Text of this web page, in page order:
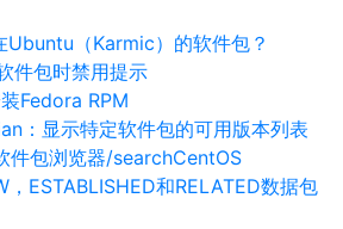
Ubuntu（Karmic）的软件包？
件包时禁用提示
Fedora RPM
：显示特定软件包的可用版本列表
件包浏览器/searchCentOS
ESTABLISHED和RELATED数据包